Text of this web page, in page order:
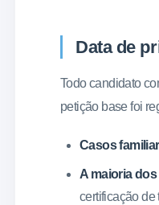
Data de
Todo candidato
petição base foi
Casos
A maioria
certificação